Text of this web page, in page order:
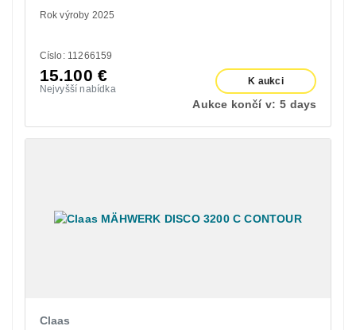
Rok výroby 2025
Císlo: 11266159
15.100 €
Nejvyšší nabídka
K aukci
Aukce končí v: 5 days
Claas